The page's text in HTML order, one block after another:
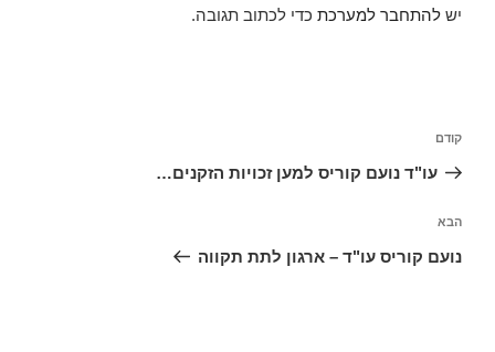
יש להתחבר למערכת כדי לכתוב תגובה.
הפוסט
הקודם
קודם
עו"ד נועם קוריס למען זכויות הזקנים…
הפוסט
הבא
הבא
נועם קוריס עו"ד – ארגון לתת תקווה